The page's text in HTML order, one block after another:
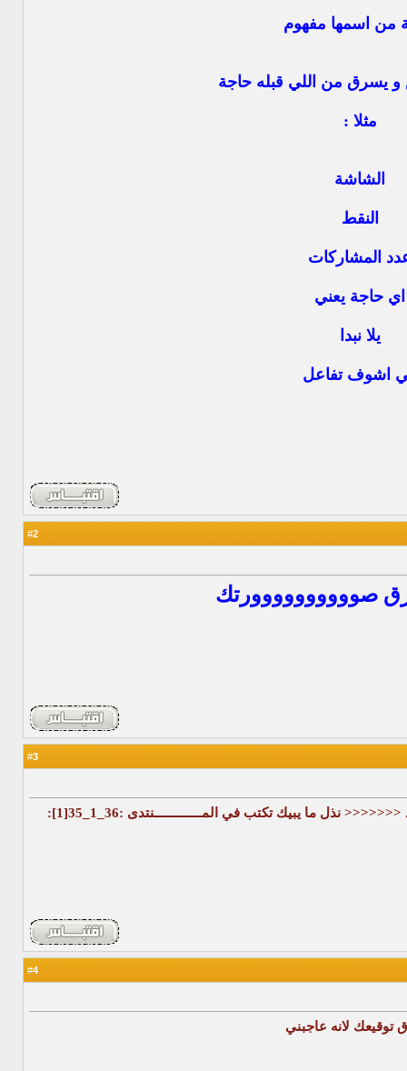
من اسمها مفهوم
يسرق من اللي قبله حاجة
مثلا :
الشاشة
النقط
المشاركات
اي حاجة يعني
يلا نبدا
اشوف تفاعل
2
صوووووووووورتك
3
<<<<<<< نذل ما يبيك تكتب في المـــــــــــــنتدى :36_1_35[1]:
4
توقيعك لانه عاجبني